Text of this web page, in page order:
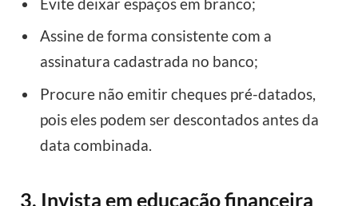
Assine de forma consistente com a
assinatura cadastrada no banco;
Procure não emitir cheques pré-datados,
pois eles podem ser descontados antes da
data combinada.
3. Invista em educação financeira